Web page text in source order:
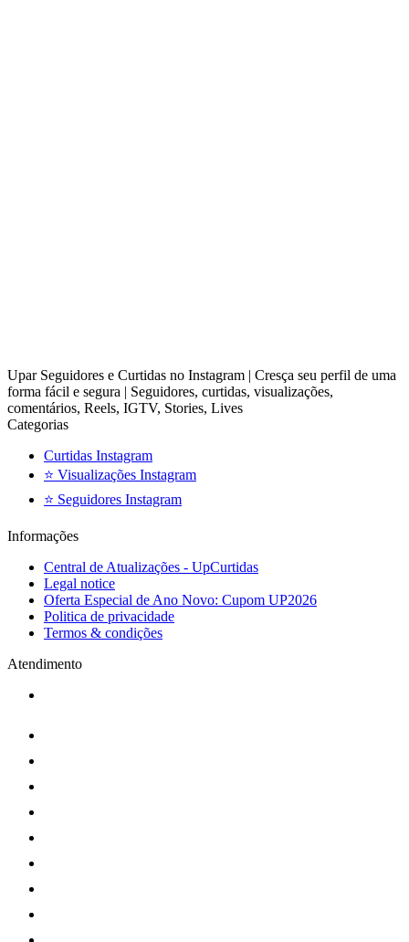
Upar Seguidores e Curtidas no Instagram | Cresça seu perfil de uma
forma fácil e segura | Seguidores, curtidas, visualizações,
comentários, Reels, IGTV, Stories, Lives
Categorias
Curtidas Instagram
⭐ Visualizações Instagram
⭐ Seguidores Instagram
Informações
Central de Atualizações - UpCurtidas
Legal notice
Oferta Especial de Ano Novo: Cupom UP2026
Politica de privacidade
Termos & condições
Atendimento